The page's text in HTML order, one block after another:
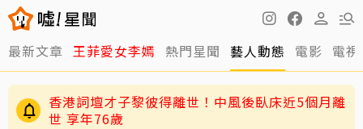
最新文章 王菲愛女李嫣 熱門星聞 藝人動態 電影 電視
香港詞壇才子黎彼得離世！中風後臥床近5個月離
世 享年76歲